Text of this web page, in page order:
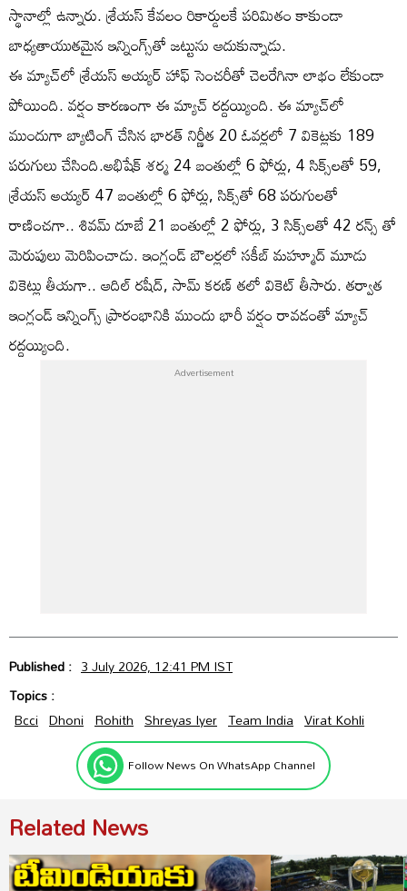
స్థానాల్లో ఉన్నారు. శ్రేయస్ కేవలం రికార్డులకే పరిమితం కాకుండా
బాధ్యతాయుతమైన ఇన్నింగ్స్‌తో జట్టును ఆదుకున్నాడు.
ఈ మ్యాచ్‌లో శ్రేయస్ అయ్యర్ హాఫ్ సెంచరీతో చెలరేగినా లాభం లేకుండా
పోయింది. వర్షం కారణంగా ఈ మ్యాచ్ రద్దయ్యింది. ఈ మ్యాచ్‌లో
ముందుగా బ్యాటింగ్ చేసిన భారత్ నిర్ణీత 20 ఓవర్లలో 7 వికెట్లకు 189
పరుగులు చేసింది.అభిషేక్ శర్మ 24 బంతుల్లో 6 ఫోర్లు, 4 సిక్స్‌లతో 59,
శ్రేయస్ అయ్యర్ 47 బంతుల్లో 6 ఫోర్లు, సిక్స్‌తో 68 పరుగులతో
రాణించగా.. శివమ్ దూబే 21 బంతుల్లో 2 ఫోర్లు, 3 సిక్స్‌లతో 42 రన్స్ తో
మెరుపులు మెరిపించాడు. ఇంగ్లండ్ బౌలర్లలో సకీబ్ మహ్మూద్ మూడు
వికెట్లు తీయగా.. ఆదిల్ రషీద్, సామ్ కరణ్ తలో వికెట్ తీసారు. తర్వాత
ఇంగ్లండ్ ఇన్నింగ్స్ ప్రారంభానికి ముందు భారీ వర్షం రావడంతో మ్యాచ్‌
రద్దయ్యింది.
Published : 3 July 2026, 12:41 PM IST
Topics :
Bcci Dhoni Rohith Shreyas Iyer Team India Virat Kohli
Follow News On WhatsApp Channel
Related News